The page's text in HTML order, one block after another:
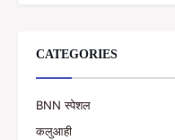
CATEGORIES
BNN स्पेशल
कलुआही